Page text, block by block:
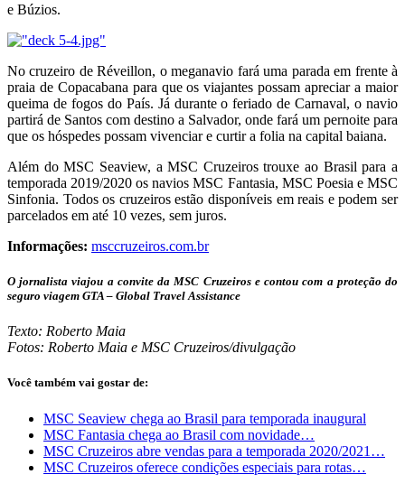
e Búzios.
No cruzeiro de Réveillon, o meganavio fará uma parada em frente à
praia de Copacabana para que os viajantes possam apreciar a maior
queima de fogos do País. Já durante o feriado de Carnaval, o navio
partirá de Santos com destino a Salvador, onde fará um pernoite para
que os hóspedes possam vivenciar e curtir a folia na capital baiana.
Além do MSC Seaview, a MSC Cruzeiros trouxe ao Brasil para a
temporada 2019/2020 os navios MSC Fantasia, MSC Poesia e MSC
Sinfonia. Todos os cruzeiros estão disponíveis em reais e podem ser
parcelados em até 10 vezes, sem juros.
Informações: msccruzeiros.com.br
O jornalista viajou a convite da MSC Cruzeiros e contou com a proteção do
seguro viagem GTA – Global Travel Assistance
Texto: Roberto Maia
Fotos: Roberto Maia e MSC Cruzeiros/divulgação
Você também vai gostar de:
MSC Seaview chega ao Brasil para temporada inaugural
MSC Fantasia chega ao Brasil com novidade…
MSC Cruzeiros abre vendas para a temporada 2020/2021…
MSC Cruzeiros oferece condições especiais para rotas…